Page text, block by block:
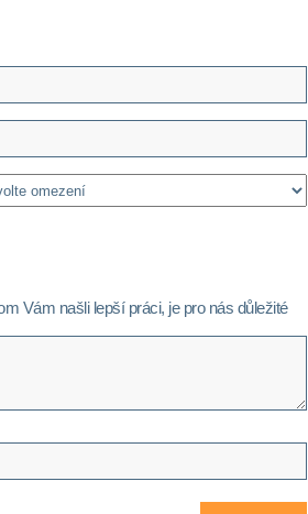
Vám našli lepší práci, je pro nás důležité